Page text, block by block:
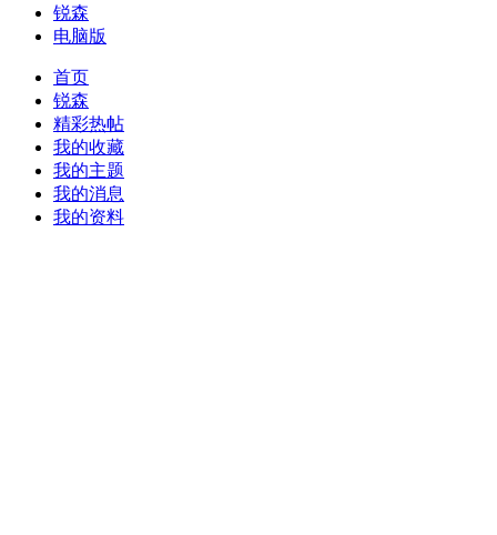
锐森
电脑版
首页
锐森
精彩热帖
我的收藏
我的主题
我的消息
我的资料